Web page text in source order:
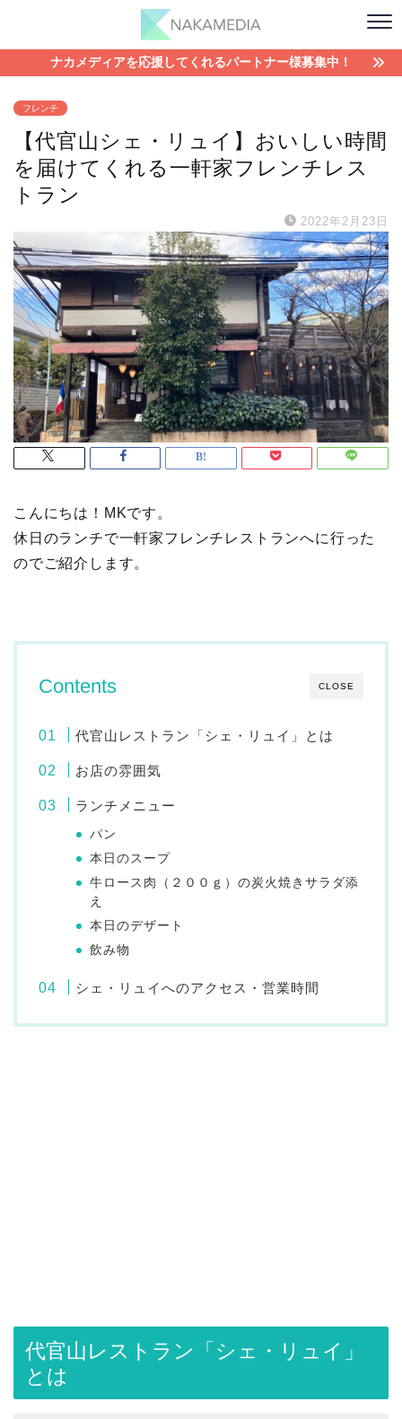
ナカメディアを応援してくれるパートナー様募集中！
フレンチ
【代官山シェ・リュイ】おいしい時間
を届けてくれる一軒家フレンチレス
トラン
2022年2月23日
こんにちは！MKです。
休日のランチで一軒家フレンチレストランへに行った
のでご紹介します。
CLOSE
Contents
代官山レストラン「シェ・リュイ」とは
お店の雰囲気
ランチメニュー
パン
本日のスープ
牛ロース肉（２００ｇ）の炭火焼きサラダ添
え
本日のデザート
飲み物
シェ・リュイへのアクセス・営業時間
代官山レストラン「シェ・リュイ」
とは